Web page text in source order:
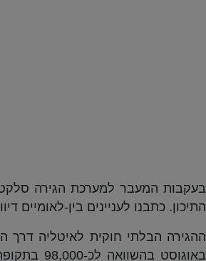
בעקבות המעבר למערכת הגירה
התיכון. כתבנו לעניינים בין-לאומיים